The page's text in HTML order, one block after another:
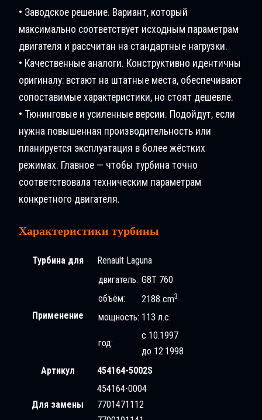
• Заводское решение. Вариант, который
максимально соответствует исходным параметрам
двигателя и рассчитан на стандартные нагрузки.
• Качественные аналоги. Конструктивно идентичны
оригиналу: встают на штатные места, обеспечивают
сопоставимые характеристики, но стоят дешевле.
• Тюнинговые и усиленные версии. Подойдут, если
нужна повышенная производительность или
планируется эксплуатация в более жёстких
режимах. Главное — чтобы турбина точно
соответствовала техническим параметрам
конкретного двигателя.
Характеристики турбины
Турбина для Renault Laguna
Применение
двигатель: G8T 760
объём:
2188 cm3
мощность: 113 л.с.
год:
с 10.1997
до 12.1998
Артикул
454164-5002S
Для замены
454164-0004
7701471112